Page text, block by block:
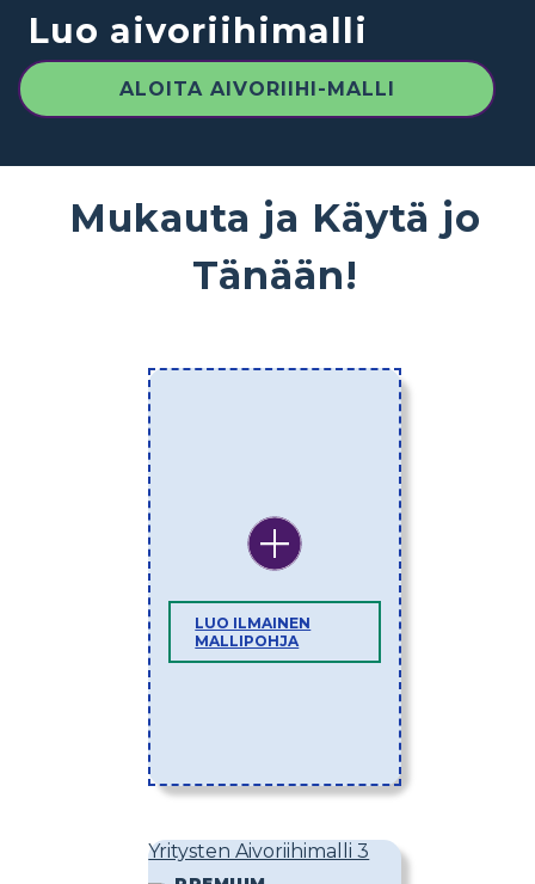
Luo aivoriihimalli
ALOITA AIVORIIHI-MALLI
Mukauta ja Käytä jo
Tänään!
LUO ILMAINEN
MALLIPOHJA
Yritysten Aivoriihimalli 3